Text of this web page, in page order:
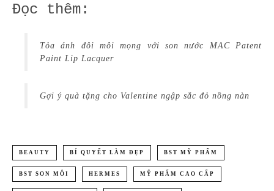
Đọc thêm:
Tỏa ánh đôi môi mọng với son nước MAC Patent
Paint Lip Lacquer
Gợi ý quà tặng cho Valentine ngập sắc đỏ nồng nàn
BEAUTY BÍ QUYẾT LÀM ĐẸP BST MỸ PHẨM
BST SON MÔI HERMES MỸ PHẨM CAO CẤP